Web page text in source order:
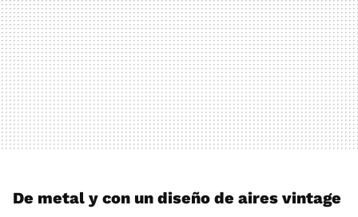
De metal y con un diseño de aires vintage